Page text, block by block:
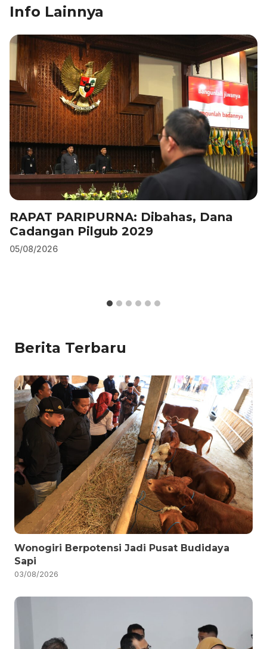
e
b
o
o
k
e
dI
n
A
p
p
a
m
Info Lainnya
RAPAT PARIPURNA: Dibahas, Dana
Cadangan Pilgub 2029
05/08/2026
Berita Terbaru
Wonogiri Berpotensi Jadi Pusat Budidaya
Sapi
03/08/2026